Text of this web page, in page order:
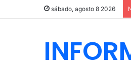
sábado, agosto 8 2026